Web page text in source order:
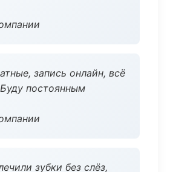
запись онлайн, всё
постоянным
зубки без слёз,